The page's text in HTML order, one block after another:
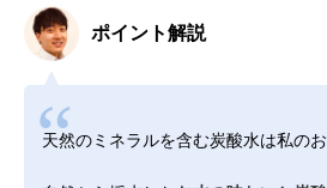
ポイント解説
天然のミネラルを含む炭酸水は私のお